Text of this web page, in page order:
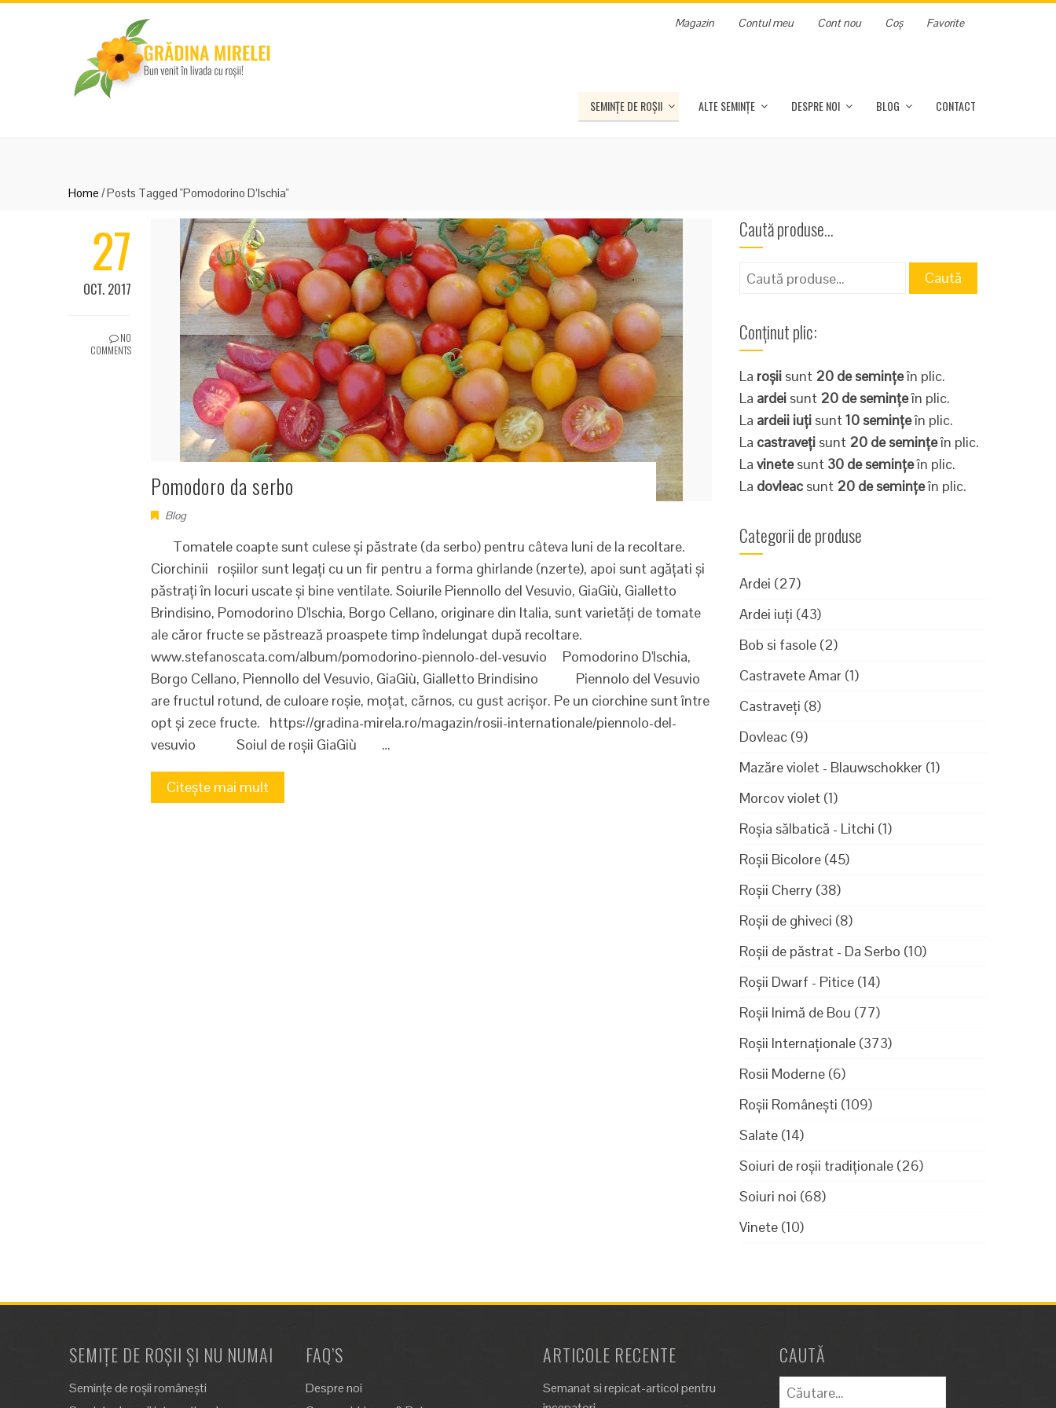
Favorite
Coș
Cont nou
Contul meu
Magazin
SEMINȚE DE ROȘII ALTE SEMINȚE DESPRE NOI BLOG CONTACT
Home /Posts Tagged "Pomodorino D’Ischia"
27
OCT. 2017
NO
COMMENTS
Pomodoro da serbo
Blog
Tomatele coapte sunt culese și păstrate (da serbo) pentru câteva luni de la recoltare.
Ciorchinii roșiilor sunt legați cu un fir pentru a forma ghirlande (nzerte), apoi sunt agățati și
păstrați în locuri uscate și bine ventilate. Soiurile Piennollo del Vesuvio, GiaGiù, Gialletto
Brindisino, Pomodorino D'Ischia, Borgo Cellano, originare din Italia, sunt varietăți de tomate
ale căror fructe se păstrează proaspete timp îndelungat după recoltare.
www.stefanoscata.com/album/pomodorino-piennolo-del-vesuvio Pomodorino D'Ischia,
Borgo Cellano, Piennollo del Vesuvio, GiaGiù, Gialletto Brindisino Piennolo del Vesuvio
are fructul rotund, de culoare roșie, moțat, cărnos, cu gust acrișor. Pe un ciorchine sunt între
opt și zece fructe. https://gradina-mirela.ro/magazin/rosii-internationale/piennolo-del-
vesuvio Soiul de roșii GiaGiù …
Citește mai mult
Caută produse…
Caută
Caută
Conținut plic:
La roșii sunt 20 de semințeîn plic.
La ardei sunt 20 de semințeîn plic.
La ardeii iuți sunt10 semințeîn plic.
La castraveți sunt 20 de semințeîn plic.
Lavinetesunt 30 de semințeîn plic.
La dovleac sunt 20 de semințeîn plic.
Categorii de produse
Ardei (27)
Ardei iuți (43)
Bob si fasole (2)
Castravete Amar (1)
Castraveți (8)
Dovleac (9)
Mazăre violet - Blauwschokker (1)
Morcov violet (1)
Roșia sălbatică - Litchi (1)
Roșii Bicolore (45)
Roșii Cherry (38)
Roșii de ghiveci (8)
Roșii de păstrat - Da Serbo (10)
Roșii Dwarf - Pitice (14)
Roșii Inimă de Bou (77)
Roșii Internaționale (373)
Rosii Moderne (6)
Roșii Românești (109)
Salate (14)
Soiuri de roșii tradiționale (26)
Soiuri noi (68)
Vinete (10)
SEMIȚE DE ROȘII ȘI NU NUMAI
Semințe de roșii românești
FAQ’S
Despre noi
ARTICOLE RECENTE
Semanat si repicat-articol pentru
CAUTĂ
Caută